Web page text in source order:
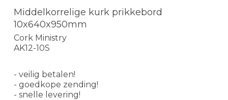
Middelkorrelige kurk prikkebord
10x640x950mm
Cork Ministry
AK12-10S
- veilig betalen!
- goedkope zending!
- snelle levering!